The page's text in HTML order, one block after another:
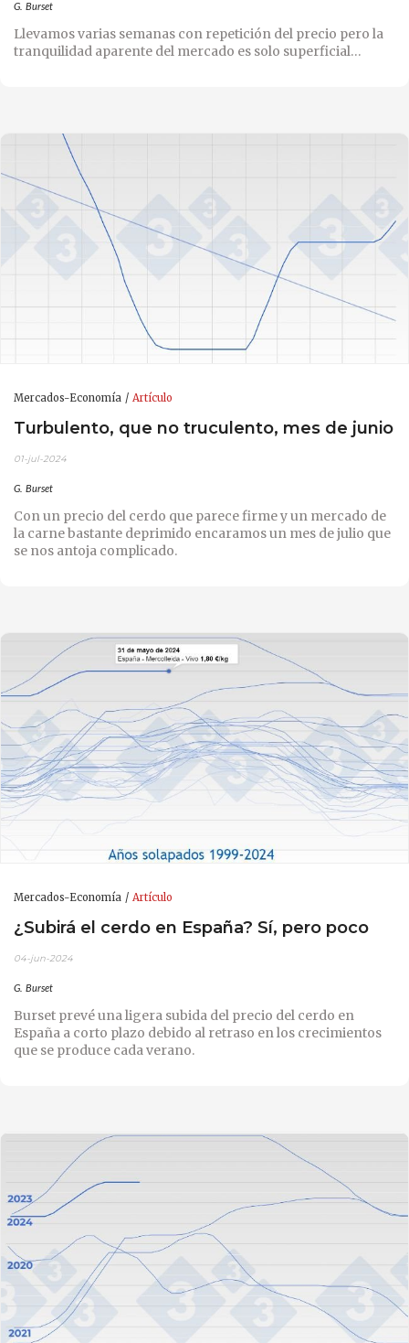
G. Burset
Llevamos varias semanas con repetición del precio pero la
tranquilidad aparente del mercado es solo superficial…
Mercados-Economía Artículo
Turbulento, que no truculento, mes de junio
01-jul-2024
G. Burset
Con un precio del cerdo que parece firme y un mercado de
la carne bastante deprimido encaramos un mes de julio que
se nos antoja complicado.
Mercados-Economía Artículo
¿Subirá el cerdo en España? Sí, pero poco
04-jun-2024
G. Burset
Burset prevé una ligera subida del precio del cerdo en
España a corto plazo debido al retraso en los crecimientos
que se produce cada verano.